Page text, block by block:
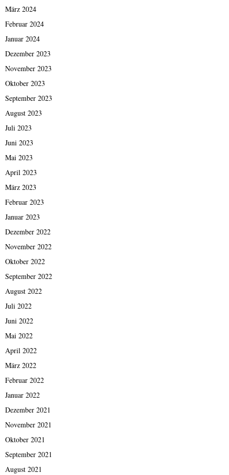
März 2024
Februar 2024
Januar 2024
Dezember 2023
November 2023
Oktober 2023
September 2023
August 2023
Juli 2023
Juni 2023
Mai 2023
April 2023
März 2023
Februar 2023
Januar 2023
Dezember 2022
November 2022
Oktober 2022
September 2022
August 2022
Juli 2022
Juni 2022
Mai 2022
April 2022
März 2022
Februar 2022
Januar 2022
Dezember 2021
November 2021
Oktober 2021
September 2021
August 2021